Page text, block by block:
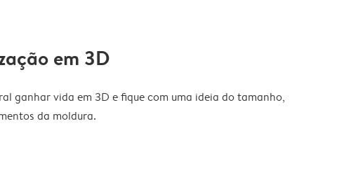
em 3D
ganhar vida em 3D e fique com uma ideia do tamanho,
da moldura.